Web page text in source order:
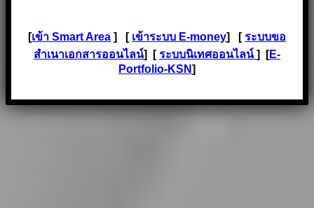
[เข้า Smart Area ] [ เข้าระบบ E-money] [ระบบขอ
สำเนาเอกสารออนไลน์] [ระบบนิเทศออนไลน์] [E-
Portfolio-KSN]